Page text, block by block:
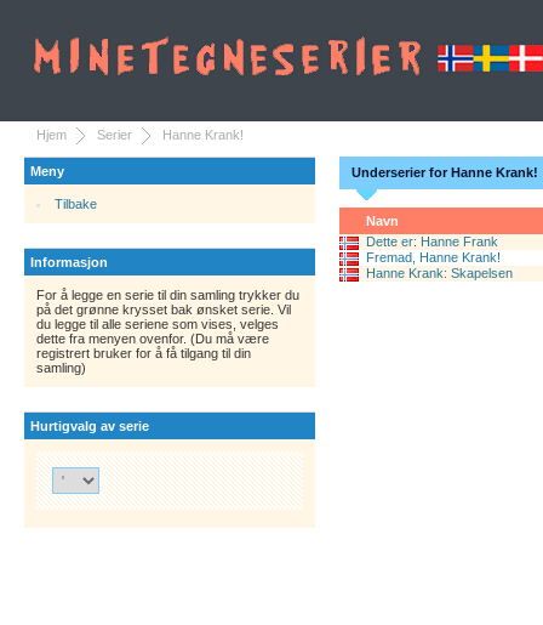
Hjem Serier Hanne Krank!
Meny
Tilbake
Informasjon
For å legge en serie til din samling trykker du
på det grønne krysset bak ønsket serie. Vil
du legge til alle seriene som vises, velges
dette fra menyen ovenfor. (Du må være
registrert bruker for å få tilgang til din
samling)
Hurtigvalg av serie
Underserier for Hanne Krank!
Navn
Dette er: Hanne Frank
Fremad, Hanne Krank!
Hanne Krank: Skapelsen